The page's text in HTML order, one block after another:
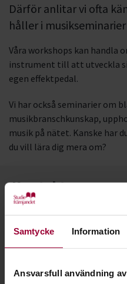
Samtycke Information
Ansvarsfull användning
Därför anlitar vi ofta
håller i
Våra workshops kan
instrument till att utveckla
egen effektpedal.
Vi har också seminarier om
musikbranschkunskap,
musik på nätet. Kanske har
du vill lära dig mera om?
Kontakt